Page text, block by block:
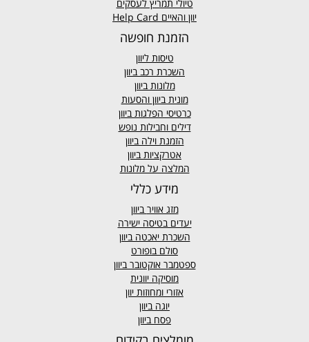
טיולי תמריץ לעסקים
יוון והאיים Help Card
הזמנת חופשה
טיסות ליוון
השכרת רכב ביוון
מלונות ביוון
מונית ביוון והסעות
כרטיסי הפלגות ביוון
דילים וחבילות נופש
הזמנת וילה ביוון
אטרקציות ביוון
המלצה על מלונות
מידע כללי
מזג אוויר ביוון
יעדים בטיסה ישירה
השכרת יאכטה ביוון
סולם בופורט
ספטמבר אוקטובר ביוון
מוסיקה יוונית
אזורי ומחוזות יוון
יוגה ביוון
פסח ביוון